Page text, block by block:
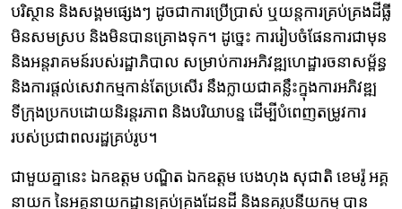
បរិស្ថាន និងសង្គមផ្សេងៗ ដូចជាការប្រើប្រាស់ ឬយន្តការគ្រប់គ្រងដីធ្លី
មិនសមស្រប និងមិនបានគ្រោងទុក។ ដូច្នេះ ការរៀបចំផែនការជាមុន
និងអន្តរាគមន៍របស់រដ្ឋាភិបាល សម្រាប់ការអភិវឌ្ឍហេដ្ឋារចនាសម្ព័ន្ធ
និងការផ្ដល់សេវាកម្មកាន់តែប្រសើរ នឹងក្លាយជាគន្លឹះក្នុងការអភិវឌ្ឍ
ទីក្រុងប្រកបដោយនិរន្តរភាព និងបរិយាបន្ន ដើម្បីបំពេញតម្រូវការ
របស់ប្រជាពលរដ្ឋគ្រប់រូប។
ជាមួយគ្នានេះ ឯកឧត្ដម បណ្ឌិត ឯកឧត្តម បេងហុង សុជាតិ ខេមរ៉ូ អគ្គ
នាយក នៃអគ្គនាយកដ្ឋានគ្រប់គ្រងដែនដី និងនគរូបនីយកម្ម បាន